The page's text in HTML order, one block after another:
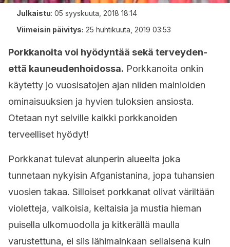
Julkaistu: 05 syyskuuta, 2018 18:14
Viimeisin päivitys: 25 huhtikuuta, 2019 03:53
Porkkanoita voi hyödyntää sekä terveyden-
että kauneudenhoidossa. Porkkanoita onkin
käytetty jo vuosisatojen ajan niiden mainioiden
ominaisuuksien ja hyvien tuloksien ansiosta.
Otetaan nyt selville kaikki porkkanoiden
terveelliset hyödyt!
Porkkanat tulevat alunperin alueelta joka
tunnetaan nykyisin Afganistanina, jopa tuhansien
vuosien takaa. Silloiset porkkanat olivat väriltään
violetteja, valkoisia, keltaisia ja mustia hieman
puisella ulkomuodolla ja kitkerällä maulla
varustettuna, ei siis lähimainkaan sellaisena kuin